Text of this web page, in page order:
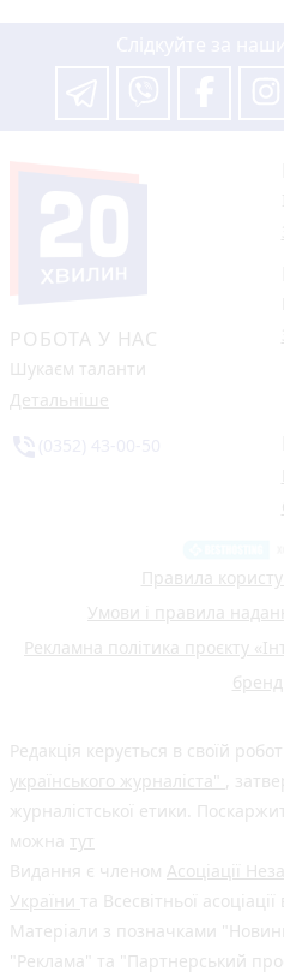
РОБОТА У НАС
Шукаєм таланти
Детальніше
Правила
Умови і правила
Рекламна політика проєкту
Редакція керується в своїй роботі
українського журналіста" ,
журналістської етики.
можна тут
Видання є членом Асоціації
України та Всесвітньої
Матеріали з позначками
"Реклама" та "Партнерський